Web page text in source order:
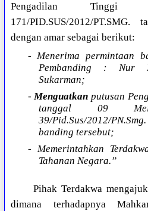
Pengadilan Tinggi
171/PID.SUS/2012/
dengan amar sebagai berikut:
- Menerima permintaan
Pembanding : Nur
Sukarman;
-Menguatkan putusan
tanggal 09
39/Pid.Sus/2012/
banding tersebut;
- Memerintahkan
Tahanan Negara.”
Pihak Terdakwa
dimana terhadapnya